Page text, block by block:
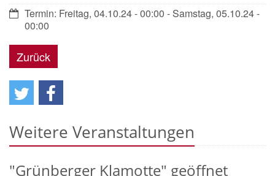
Datum:Termin: Freitag, 04.10.24 - 00:00 - Samstag, 05.10.24 -
00:00
Zurück
Weitere Veranstaltungen
"Grünberger Klamotte" geöffnet